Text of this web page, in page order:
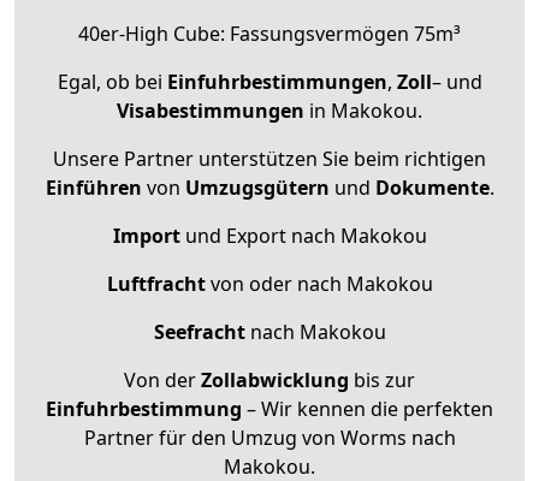
40er-High Cube: Fassungsvermögen 75m³
Egal, ob bei Einfuhrbestimmungen, Zoll– und
Visabestimmungen in Makokou.
Unsere Partner unterstützen Sie beim richtigen
Einführen von Umzugsgütern und Dokumente.
Importund Export nach Makokou
Luftfrachtvon oder nach Makokou
Seefrachtnach Makokou
Von derZollabwicklung bis zur
Einfuhrbestimmung – Wir kennen die perfekten
Partner für den Umzug von Worms nach
Makokou.